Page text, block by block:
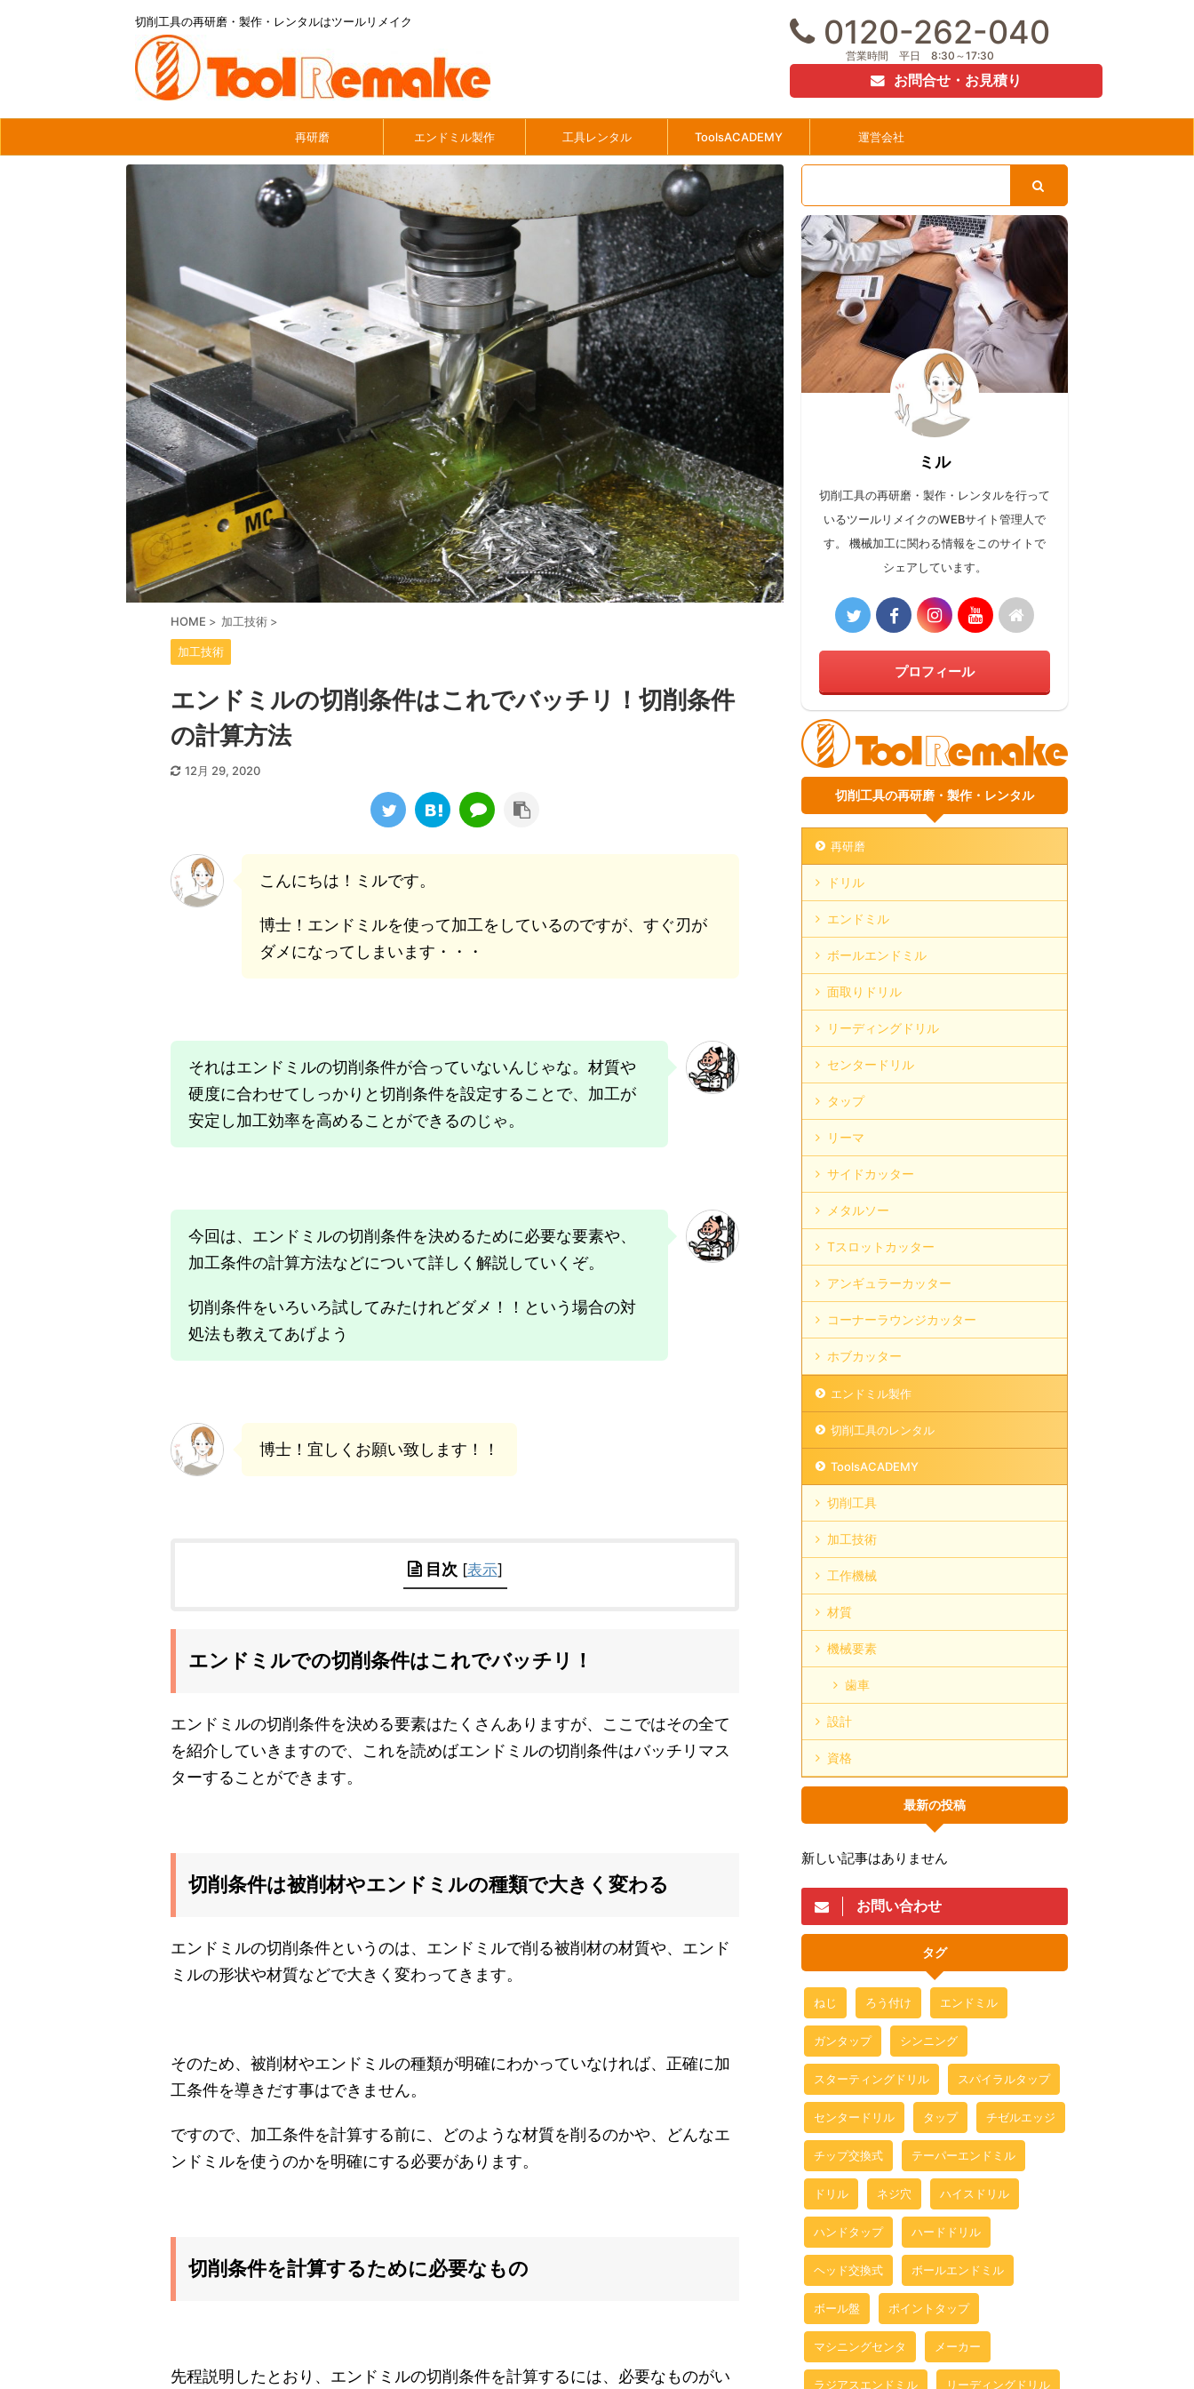
切削工具の再研磨・製作・レンタルはツールリメイク 0120-262-040
営業時間 平日 8:30～17:30
お問合せ・お見積り
再研磨 エンドミル製作 工具レンタル ToolsACADEMY 運営会社
HOME > 加工技術 >
加工技術
エンドミルの切削条件はこれでバッチリ！切削条件
の計算方法
12月 29, 2020
こんにちは！ミルです。
博士！エンドミルを使って加工をしているのですが、すぐ刃が
ダメになってしまいます・・・
それはエンドミルの切削条件が合っていないんじゃな。材質や
硬度に合わせてしっかりと切削条件を設定することで、加工が
安定し加工効率を高めることができるのじゃ。
今回は、エンドミルの切削条件を決めるために必要な要素や、
加工条件の計算方法などについて詳しく解説していくぞ。
切削条件をいろいろ試してみたけれどダメ！！という場合の対
処法も教えてあげよう
博士！宜しくお願い致します！！
目次 [表示]
エンドミルでの切削条件はこれでバッチリ！
エンドミルの切削条件を決める要素はたくさんありますが、ここではその全て
を紹介していきますので、これを読めばエンドミルの切削条件はバッチリマス
ターすることができます。
切削条件は被削材やエンドミルの種類で大きく変わる
エンドミルの切削条件というのは、エンドミルで削る被削材の材質や、エンド
ミルの形状や材質などで大きく変わってきます。
そのため、被削材やエンドミルの種類が明確にわかっていなければ、正確に加
工条件を導きだす事はできません。
ですので、加工条件を計算する前に、どのような材質を削るのかや、どんなエ
ンドミルを使うのかを明確にする必要があります。
切削条件を計算するために必要なもの
先程説明したとおり、エンドミルの切削条件を計算するには、必要なものがい
ミル
切削工具の再研磨・製作・レンタルを行って
いるツールリメイクのWEBサイト管理人で
す。 機械加工に関わる情報をこのサイトで
シェアしています。
プロフィール
切削工具の再研磨・製作・レンタル
再研磨
ドリル
エンドミル
ボールエンドミル
面取りドリル
リーディングドリル
センタードリル
タップ
リーマ
サイドカッター
メタルソー
Tスロットカッター
アンギュラーカッター
コーナーラウンジカッター
ホブカッター
エンドミル製作
切削工具のレンタル
ToolsACADEMY
切削工具
加工技術
工作機械
材質
機械要素
歯車
設計
資格
最新の投稿
新しい記事はありません
お問い合わせ
タグ
ねじ ろう付け エンドミル
ガンタップ シンニング
スターティングドリル スパイラルタップ
センタードリル タップ チゼルエッジ
チップ交換式 テーパーエンドミル
ドリル ネジ穴 ハイスドリル
ハンドタップ ハードドリル
ヘッド交換式 ボールエンドミル
ボール盤 ポイントタップ
マシニングセンタ メーカー
ラジアスエンドミル リーディングドリル